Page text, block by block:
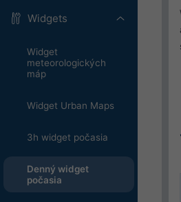
Widgets
Widget
meteorologických
máp
Widget Urban Maps
3h widget počasia
Denný widget
počasia